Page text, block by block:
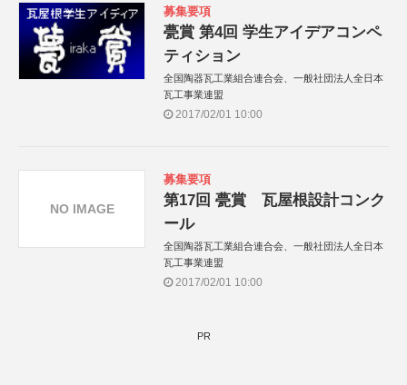
募集要項
甍賞 第4回 学生アイデアコンペ
ティション
全国陶器瓦工業組合連合会、一般社団法人全日本
瓦工事業連盟
2017/02/01 10:00
募集要項
第17回 甍賞 瓦屋根設計コンク
ール
全国陶器瓦工業組合連合会、一般社団法人全日本
瓦工事業連盟
2017/02/01 10:00
NO IMAGE
PR